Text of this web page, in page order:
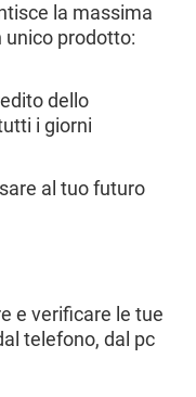
la massima
prodotto:
dello
i giorni
al tuo futuro
e verificare le tue
telefono, dal pc